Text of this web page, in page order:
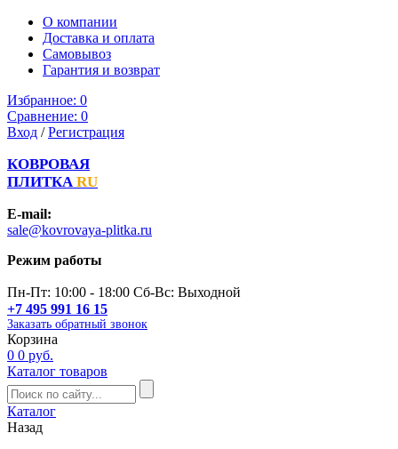
О компании
Доставка и оплата
Самовывоз
Гарантия и возврат
Избранное: 0
Сравнение: 0
Вход /Регистрация
КОВРОВАЯ
ПЛИТКА RU
E-mail:
sale@kovrovaya-plitka.ru
Режим работы
Пн-Пт: 10:00 - 18:00 Сб-Вс: Выходной
+7 495 991 16 15
Заказать обратный звонок
Корзина
0 0 руб.
Каталог товаров
Каталог
Назад